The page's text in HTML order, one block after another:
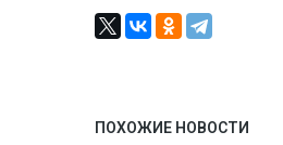
ПОХОЖИЕ НОВОСТИ